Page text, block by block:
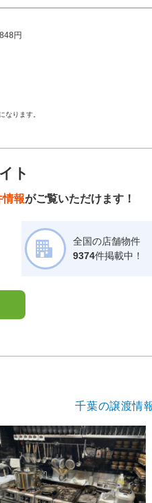
円
なります。
ト
情報がご覧いただけます！
全国の店舗物件
9374件掲載中！
千葉の譲渡情